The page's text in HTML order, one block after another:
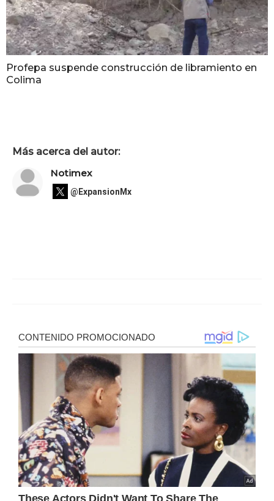
Profepa suspende construcción de libramiento en
Colima
Más acerca del autor:
Notimex
@ExpansionMx